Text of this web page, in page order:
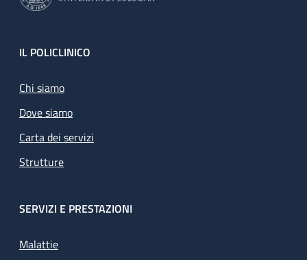
Footer
IL POLICLINICO
Chi siamo
Dove siamo
Carta dei servizi
Strutture
SERVIZI E PRESTAZIONI
Malattie